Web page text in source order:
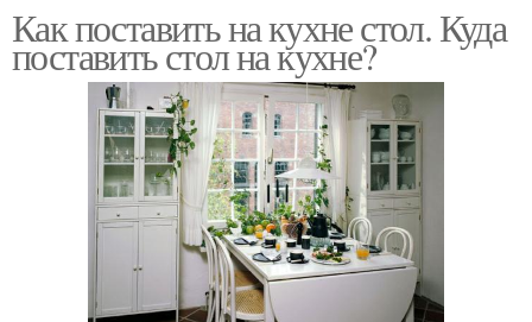
Как поставить на кухне стол. Куда
поставить стол на кухне?